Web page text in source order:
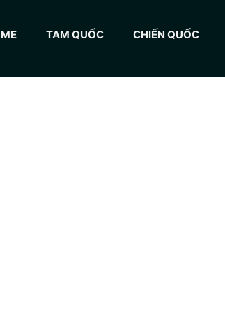
TAM QUỐC CHIẾN QUỐC